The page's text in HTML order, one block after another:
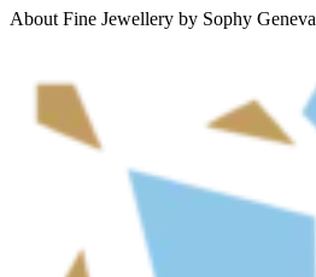
About Fine Jewellery by Sophy Geneva